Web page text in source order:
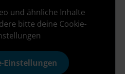
und ähnliche Inhalte
bitte deine Cookie-
Einstellungen